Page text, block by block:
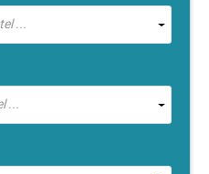
...
...